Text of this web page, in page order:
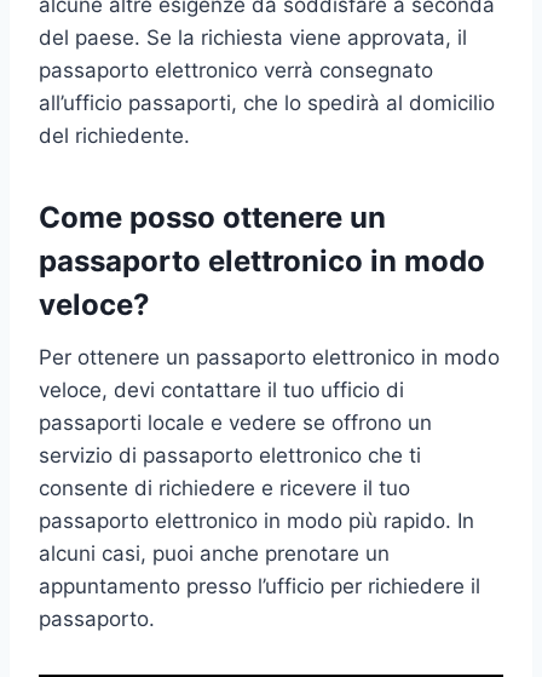
del paese. Se la richiesta viene approvata, il
passaporto elettronico verrà consegnato
all’ufficio passaporti, che lo spedirà al domicilio
del richiedente.
Come posso ottenere un
passaporto elettronico in modo
veloce?
Per ottenere un passaporto elettronico in modo
veloce, devi contattare il tuo ufficio di
passaporti locale e vedere se offrono un
servizio di passaporto elettronico che ti
consente di richiedere e ricevere il tuo
passaporto elettronico in modo più rapido. In
alcuni casi, puoi anche prenotare un
appuntamento presso l’ufficio per richiedere il
passaporto.